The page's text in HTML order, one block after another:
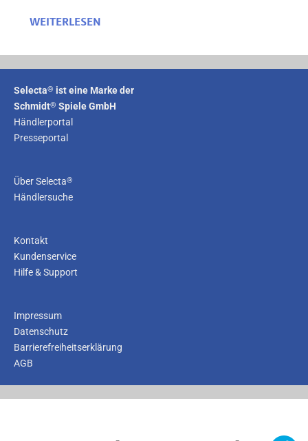
WEITERLESEN
Selecta® ist eine Marke der
Schmidt® Spiele GmbH
Händlerportal
Presseportal
Über Selecta®
Händlersuche
Kontakt
Kundenservice
Hilfe & Support
Impressum
Datenschutz
Barrierefreiheitserklärung
AGB